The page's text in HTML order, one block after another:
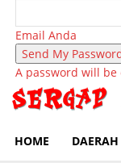
Email Anda
A password will be
HOME DAERAH